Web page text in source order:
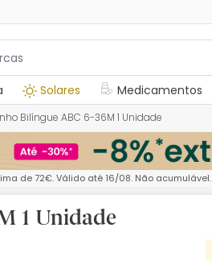
Solares Medicamentos
Bilíngue ABC 6-36M 1 Unidade
de 72€. Válido até 16/08. Não acumulável.
1 Unidade